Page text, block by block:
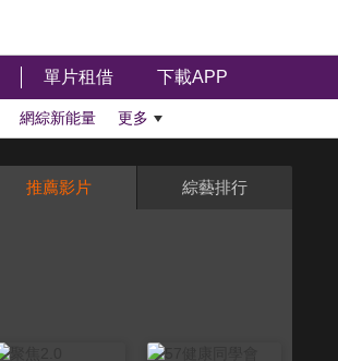
單片租借 下載APP
網綜新能量 更多
推薦影片 綜藝排行